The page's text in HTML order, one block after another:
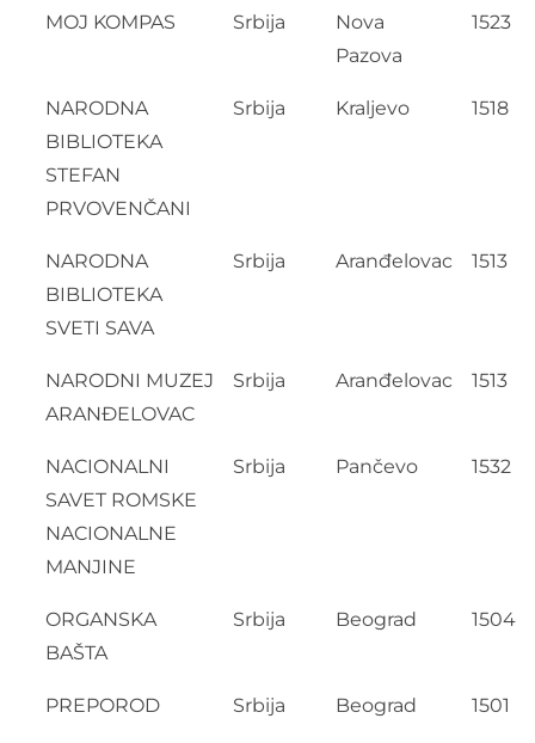
MOJ KOMPAS Srbija
Nova
Pazova
1523
NARODNA
BIBLIOTEKA
STEFAN
PRVOVENČANI
Srbija Kraljevo 1518
NARODNA
BIBLIOTEKA
SVETI SAVA
Srbija Aranđelovac 1513
NARODNI MUZEJ
ARANĐELOVAC
Srbija Aranđelovac 1513
NACIONALNI
SAVET ROMSKE
NACIONALNE
MANJINE
Srbija Pančevo 1532
ORGANSKA
BAŠTA
Srbija Beograd 1504
PREPOROD Srbija Beograd 1501